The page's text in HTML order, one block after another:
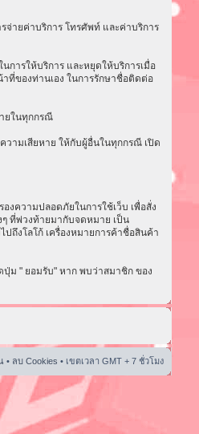
จ่ายค่าบริการ โทรศัพท์ และค่าบริการ
การให้บริการ และหยุดให้บริการเมื่อ
ที่ของท่านเอง ในการรักษาชื่อติดต่อ
ยในทุกกรณี
วามเสียหาย ให้กับผู้อื่นในทุกกรณี เปิด
งความปลอดภัยในการใช้เว็บ เพื่อสั่ง
ที่พ่วงท้ายมากับจดหมาย เป็น
ถึงโลโก้ เครื่องหมายการค้าชื่อสินค้า
ปุ่ม " ยอมรับ" หาก พบว่าสมาชิก ของ
• ลบ Cookies • เขตเวลา GMT + 7 ชั่วโมง